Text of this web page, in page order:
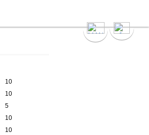
10
10
5
10
10